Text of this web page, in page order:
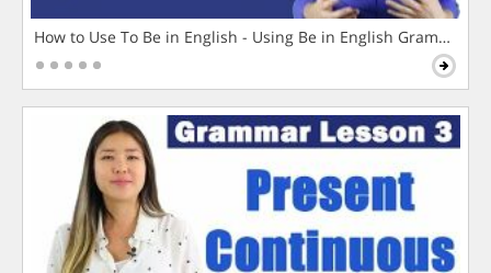
How to Use To Be in English - Using Be in English Grammar